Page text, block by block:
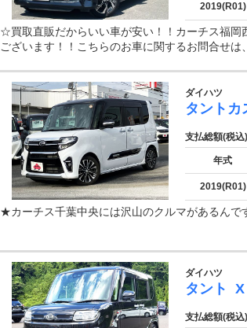
2019(R01)
☆買取直販だからいい車が安い！！カーチス福岡
ございます！！こちらのお車に関するお問合せは
ダイハツ
タントカ
支払総額(税込)
年式
2019(R01)
★カーチス千葉中央には沢山のクルマがあるん
ダイハツ
タント X
支払総額(税込)